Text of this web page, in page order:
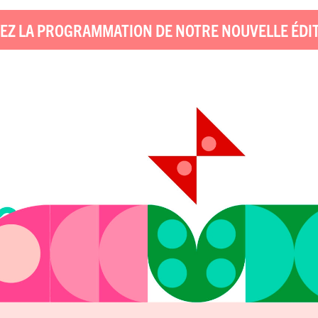
LA PROGRAMMATION DE NOTRE NOUVELLE